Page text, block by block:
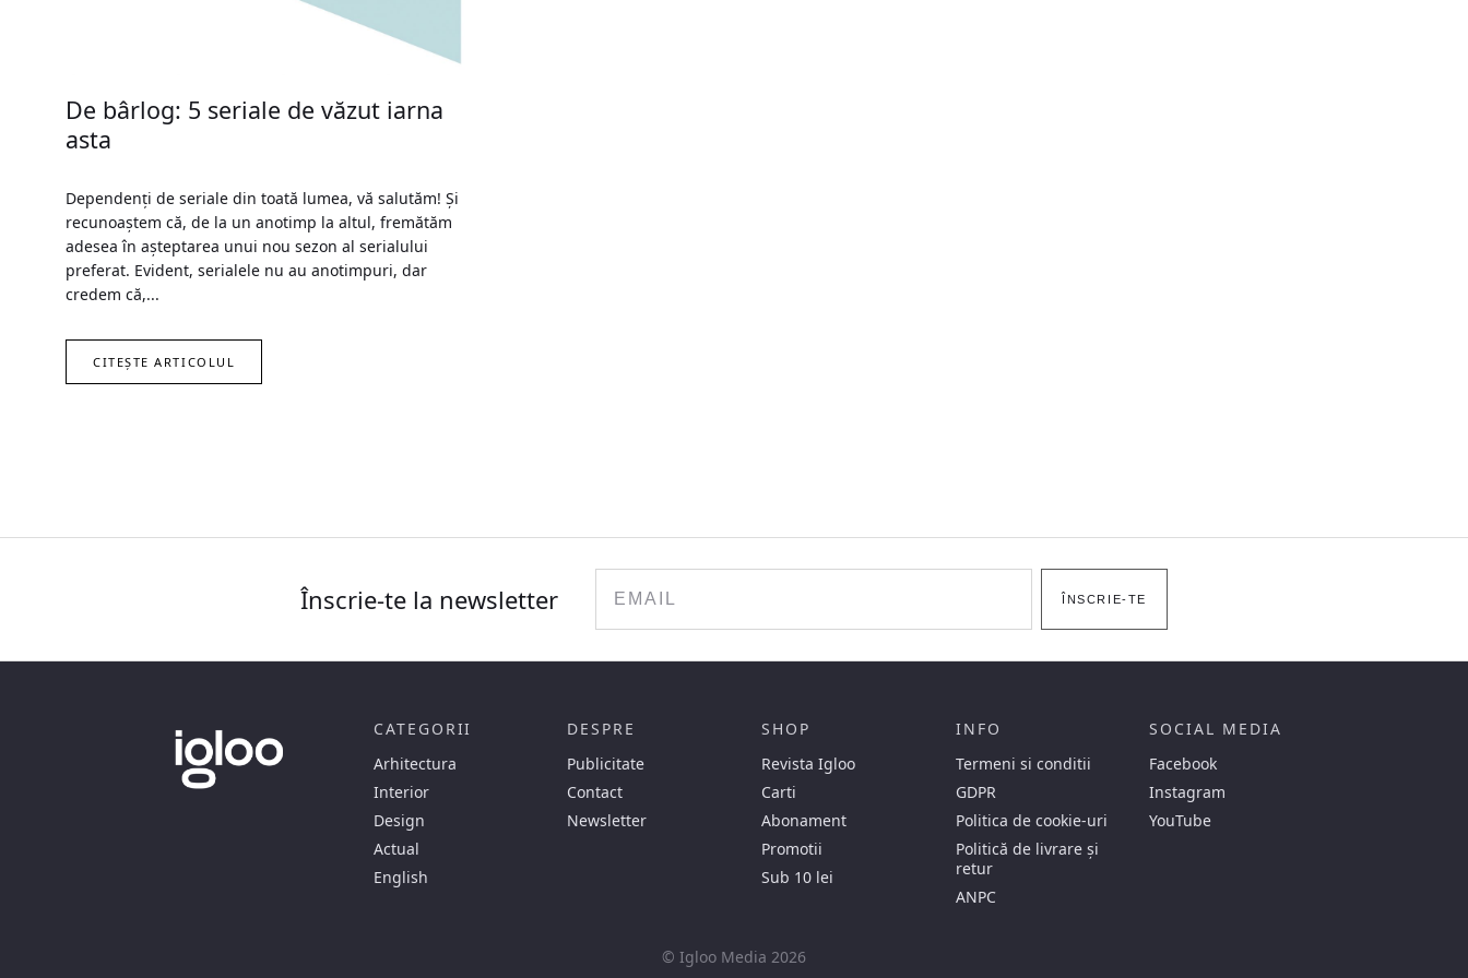
De bârlog: 5 seriale de văzut iarna
asta
Dependenţi de seriale din toată lumea, vă salutăm! Și
recunoaștem că, de la un anotimp la altul, fremătăm
adesea în așteptarea unui nou sezon al serialului
preferat. Evident, serialele nu au anotimpuri, dar
credem că,...
CITEȘTE ARTICOLUL
Înscrie-te la newsletter ÎNSCRIE-TE
CATEGORII
Arhitectura
Interior
Design
Actual
English
DESPRE
Publicitate
Contact
Newsletter
SHOP
Revista Igloo
Carti
Abonament
Promotii
Sub 10 lei
INFO
Termeni si conditii
GDPR
Politica de cookie-uri
Politică de livrare și
retur
ANPC
SOCIAL MEDIA
Facebook
Instagram
YouTube
© Igloo Media 2026